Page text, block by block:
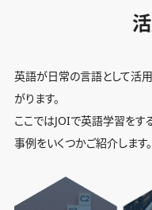
英語が日常の言語として活
がります。
ここではJOIで英語学習をす
事例をいくつかご紹介します。